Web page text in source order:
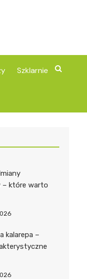
Szklarnie
– które warto
kalarepa –